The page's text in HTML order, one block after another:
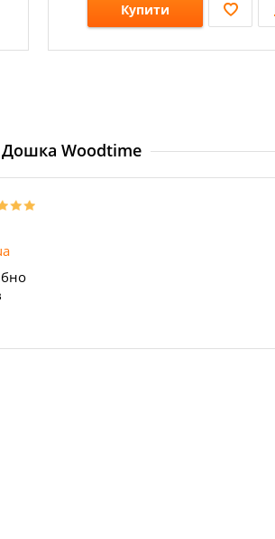
Купити
Дошка Woodtime